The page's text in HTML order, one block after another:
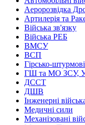
Аеророзвідка
Артилерія та
Війська зв'язку
Війська РЕБ
ВМСУ
ВСП
Гірсько-
ГШ та МО ЗСУ,
ДССТ
ДШВ
Інженерні
Медичні сили
Механізовані